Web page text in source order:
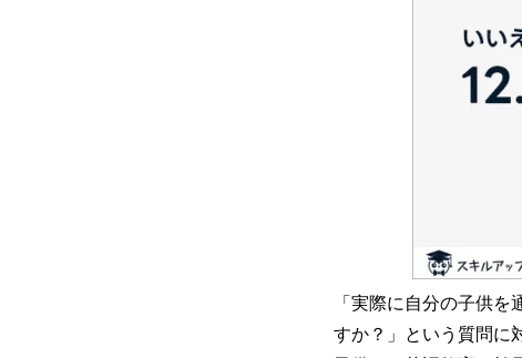
「実際に自分の子供
すか？」という質問に